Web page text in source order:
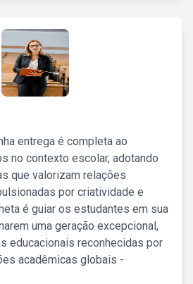
entrega é completa ao
no contexto escolar, adotando
que valorizam relações
por criatividade e
é guiar os estudantes em sua
uma geração excepcional,
educacionais reconhecidas por
acadêmicas globais -